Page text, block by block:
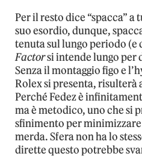
Per il resto dice “spacca”
suo esordio, dunque,
tenuta sul lungo periodo (e
Factorsi intende lungo per
Senza il montaggio figo e
Rolex si presenta,
Perché Fedez è
ma è metodico, uno che si
sfinimento per
merda. Sfera non ha lo
dirette questo potrebbe